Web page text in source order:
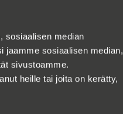
sosiaalisen median
jaamme sosiaalisen median,
sivustoamme.
heille tai joita on kerätty,